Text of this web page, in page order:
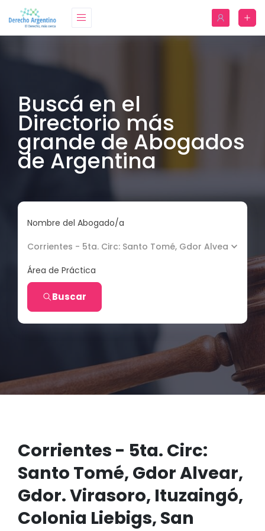
Buscá en el
Directorio más
grande de Abogados
de Argentina
Nombre del Abogado/a
Corrientes - 5ta. Circ: Santo Tomé, Gdor Alvear,
Área de Práctica
Buscar
Corrientes - 5ta. Circ:
Santo Tomé, Gdor Alvear,
Gdor. Virasoro, Ituzaingó,
Colonia Liebigs, San